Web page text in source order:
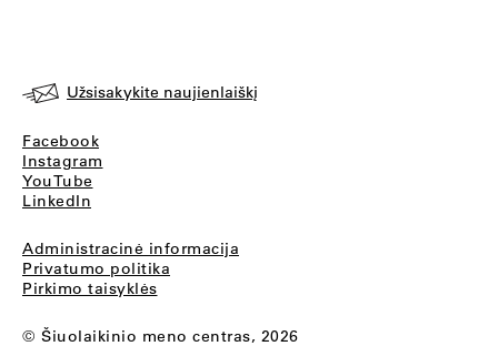
Užsisakykite naujienlaiškį
Facebook
Instagram
YouTube
LinkedIn
Administracinė informacija
Privatumo politika
Pirkimo taisyklės
© Šiuolaikinio meno centras, 2026